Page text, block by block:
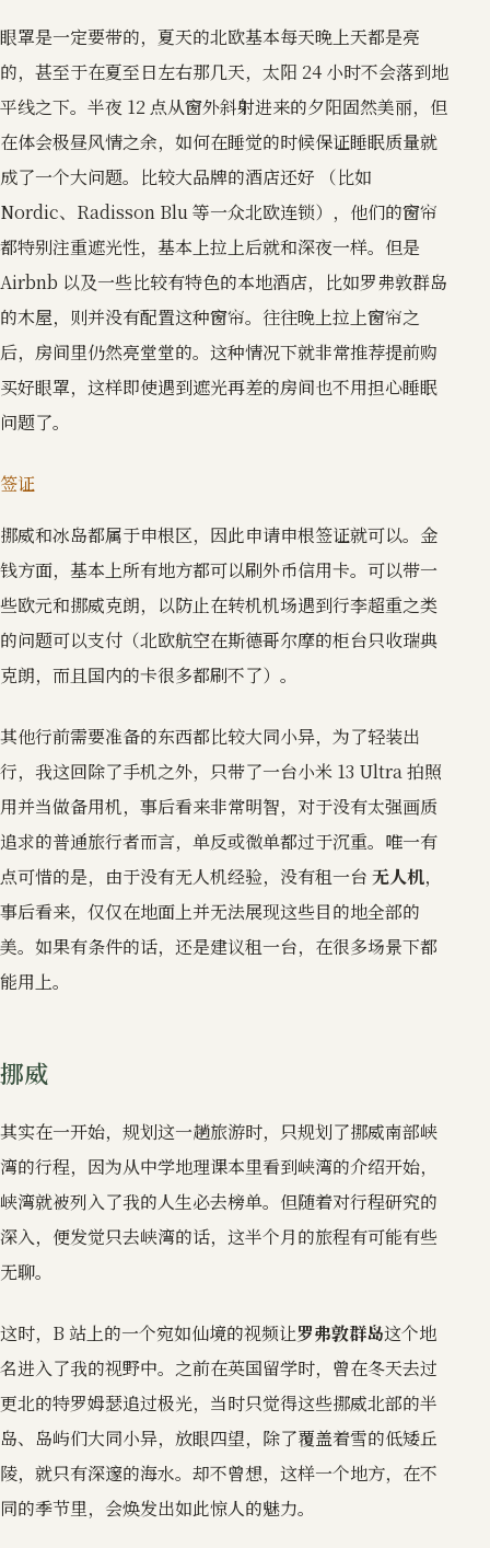
眼罩是一定要带的，夏天的北欧基本每天晚上天都是亮
的，甚至于在夏至日左右那几天，太阳 24 小时不会落到地
平线之下。半夜 12 点从窗外斜射进来的夕阳固然美丽，但
在体会极昼风情之余，如何在睡觉的时候保证睡眠质量就
成了一个大问题。比较大品牌的酒店还好 （比如
Nordic、Radisson Blu 等一众北欧连锁），他们的窗帘
都特别注重遮光性，基本上拉上后就和深夜一样。但是
Airbnb 以及一些比较有特色的本地酒店，比如罗弗敦群岛
的木屋，则并没有配置这种窗帘。往往晚上拉上窗帘之
后，房间里仍然亮堂堂的。这种情况下就非常推荐提前购
买好眼罩，这样即使遇到遮光再差的房间也不用担心睡眠
问题了。
签证
挪威和冰岛都属于申根区，因此申请申根签证就可以。金
钱方面，基本上所有地方都可以刷外币信用卡。可以带一
些欧元和挪威克朗，以防止在转机机场遇到行李超重之类
的问题可以支付（北欧航空在斯德哥尔摩的柜台只收瑞典
克朗，而且国内的卡很多都刷不了）。
其他行前需要准备的东西都比较大同小异，为了轻装出
行，我这回除了手机之外，只带了一台小米 13 Ultra 拍照
用并当做备用机，事后看来非常明智，对于没有太强画质
追求的普通旅行者而言，单反或微单都过于沉重。唯一有
点可惜的是，由于没有无人机经验，没有租一台 无人机，
事后看来，仅仅在地面上并无法展现这些目的地全部的
美。如果有条件的话，还是建议租一台，在很多场景下都
能用上。
挪威
其实在一开始，规划这一趟旅游时，只规划了挪威南部峡
湾的行程，因为从中学地理课本里看到峡湾的介绍开始，
峡湾就被列入了我的人生必去榜单。但随着对行程研究的
深入，便发觉只去峡湾的话，这半个月的旅程有可能有些
无聊。
这时，B 站上的一个宛如仙境的视频让罗弗敦群岛这个地
名进入了我的视野中。之前在英国留学时，曾在冬天去过
更北的特罗姆瑟追过极光，当时只觉得这些挪威北部的半
岛、岛屿们大同小异，放眼四望，除了覆盖着雪的低矮丘
陵，就只有深邃的海水。却不曾想，这样一个地方，在不
同的季节里，会焕发出如此惊人的魅力。